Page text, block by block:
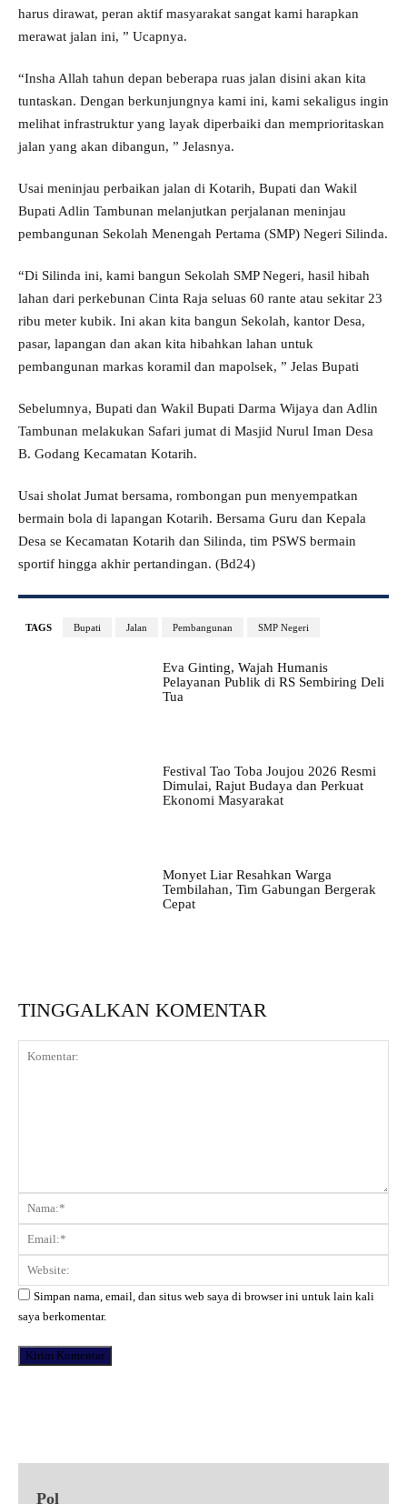
harus dirawat, peran aktif masyarakat sangat kami harapkan
merawat jalan ini, ” Ucapnya.
“Insha Allah tahun depan beberapa ruas jalan disini akan kita
tuntaskan. Dengan berkunjungnya kami ini, kami sekaligus ingin
melihat infrastruktur yang layak diperbaiki dan memprioritaskan
jalan yang akan dibangun, ” Jelasnya.
Usai meninjau perbaikan jalan di Kotarih, Bupati dan Wakil
Bupati Adlin Tambunan melanjutkan perjalanan meninjau
pembangunan Sekolah Menengah Pertama (SMP) Negeri Silinda.
“Di Silinda ini, kami bangun Sekolah SMP Negeri, hasil hibah
lahan dari perkebunan Cinta Raja seluas 60 rante atau sekitar 23
ribu meter kubik. Ini akan kita bangun Sekolah, kantor Desa,
pasar, lapangan dan akan kita hibahkan lahan untuk
pembangunan markas koramil dan mapolsek, ” Jelas Bupati
Sebelumnya, Bupati dan Wakil Bupati Darma Wijaya dan Adlin
Tambunan melakukan Safari jumat di Masjid Nurul Iman Desa
B. Godang Kecamatan Kotarih.
Usai sholat Jumat bersama, rombongan pun menyempatkan
bermain bola di lapangan Kotarih. Bersama Guru dan Kepala
Desa se Kecamatan Kotarih dan Silinda, tim PSWS bermain
sportif hingga akhir pertandingan. (Bd24)
TAGS Bupati Jalan Pembangunan SMP Negeri
Eva Ginting, Wajah Humanis
Pelayanan Publik di RS Sembiring Deli
Tua
Festival Tao Toba Joujou 2026 Resmi
Dimulai, Rajut Budaya dan Perkuat
Ekonomi Masyarakat
Monyet Liar Resahkan Warga
Tembilahan, Tim Gabungan Bergerak
Cepat
TINGGALKAN KOMENTAR
Komentar:
Simpan nama, email, dan situs web saya di browser ini untuk lain kali
saya berkomentar.
Pol